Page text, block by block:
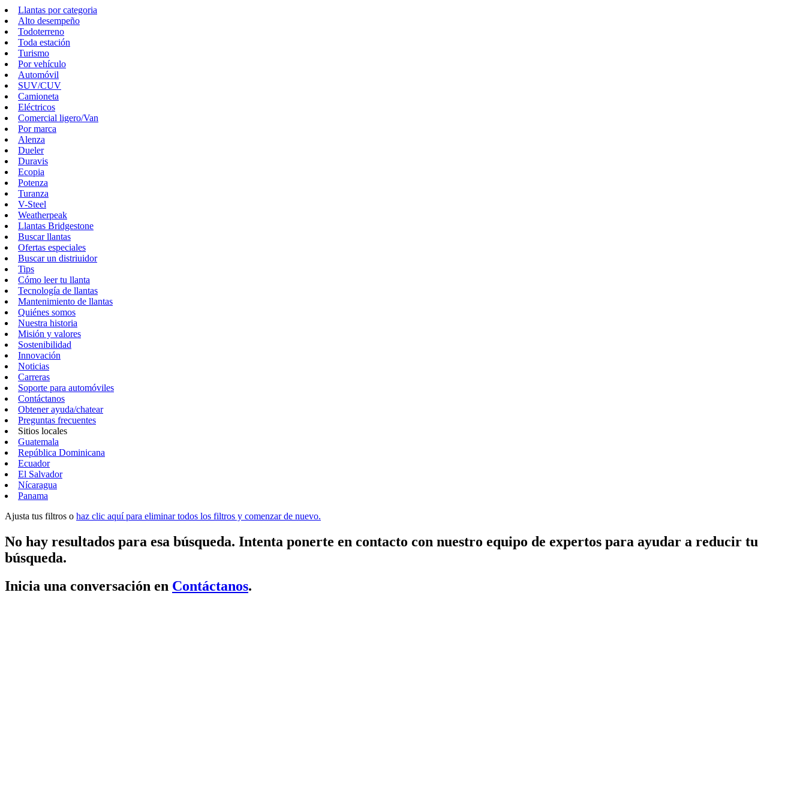
Llantas por categoria
Alto desempeño
Todoterreno
Toda estación
Turismo
Por vehículo
Automóvil
SUV/CUV
Camioneta
Eléctricos
Comercial ligero/Van
Por marca
Alenza
Dueler
Duravis
Ecopia
Potenza
Turanza
V-Steel
Weatherpeak
Llantas Bridgestone
Buscar llantas
Ofertas especiales
Buscar un distriuidor
Tips
Cómo leer tu llanta
Tecnología de llantas
Mantenimiento de llantas
Quiénes somos
Nuestra historia
Misión y valores
Sostenibilidad
Innovación
Noticias
Carreras
Soporte para automóviles
Contáctanos
Obtener ayuda/chatear
Preguntas frecuentes
Sitios locales
Guatemala
República Dominicana
Ecuador
El Salvador
Nícaragua
Panama
Ajusta tus filtros o haz clic aquí para eliminar todos los filtros y comenzar de nuevo.
No hay resultados para esa búsqueda. Intenta ponerte en contacto con nuestro equipo de expertos para ayudar a reducir tu
búsqueda.
Inicia una conversación en Contáctanos.